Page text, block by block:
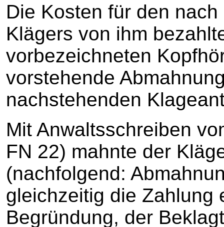
Die Kosten für den
Klägers von ihm
vorbezeichneten
vorstehende
nachstehenden
Mit Anwaltsschreiben
FN 22) mahnte der
(nachfolgend:
gleichzeitig die Zahlung
Begründung, der